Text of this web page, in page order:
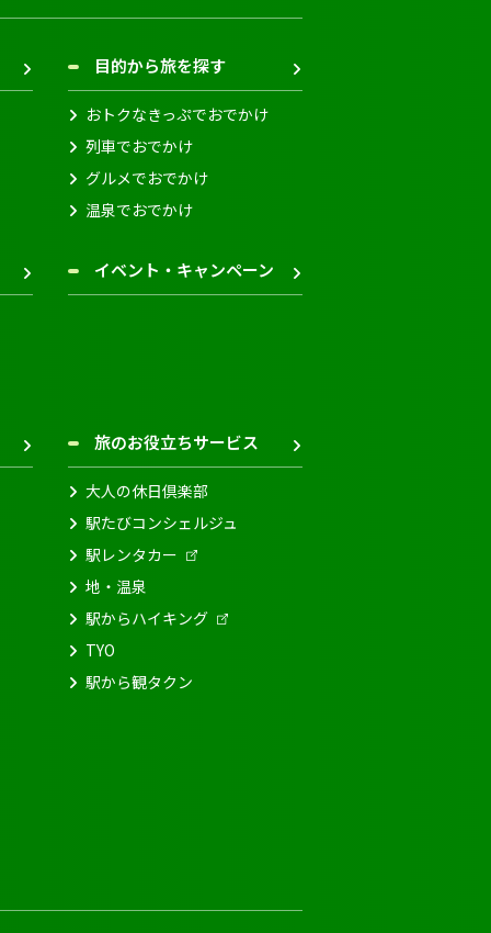
目的から旅を探す
おトクなきっぷでおでかけ
列車でおでかけ
グルメでおでかけ
温泉でおでかけ
イベント・キャンペーン
旅のお役立ちサービス
大人の休日倶楽部
駅たびコンシェルジュ
駅レンタカー
地・温泉
駅からハイキング
TYO
駅から観タクン